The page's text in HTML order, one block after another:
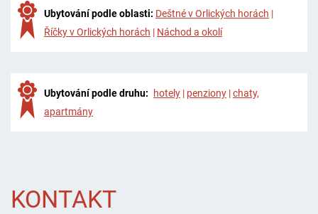
Ubytování podle oblasti: Deštné v Orlických horách |
Říčky v Orlických horách | Náchod a okolí
Ubytování podle druhu: hotely| penziony|chaty,
apartmány
KONTAKT